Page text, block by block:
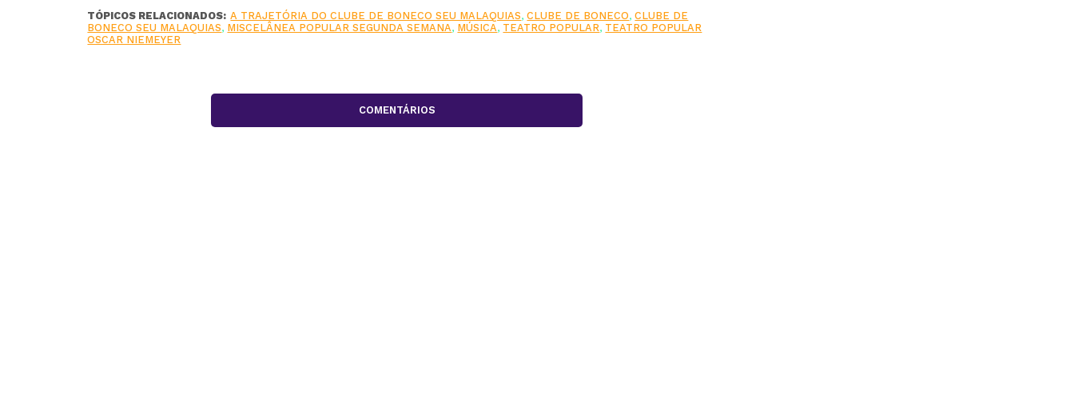
TÓPICOS RELACIONADOS: A TRAJETÓRIA DO CLUBE DE BONECO SEU MALAQUIAS,CLUBE DE BONECO,CLUBE DE
BONECO SEU MALAQUIAS, MISCELÂNEA POPULAR SEGUNDA SEMANA, MÚSICA, TEATRO POPULAR, TEATRO POPULAR
OSCAR NIEMEYER
COMENTÁRIOS